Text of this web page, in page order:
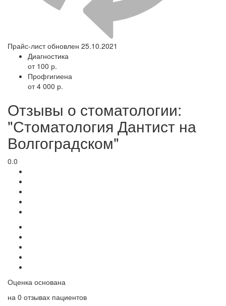
Прайс-лист обновлен 25.10.2021
Диагностика
от 100 р.
Профгигиена
от 4 000 р.
Отзывы о стоматологии:
"Стоматология Дантист на
Волгоградском"
0.0
Оценка основана
на 0 отзывах пациентов